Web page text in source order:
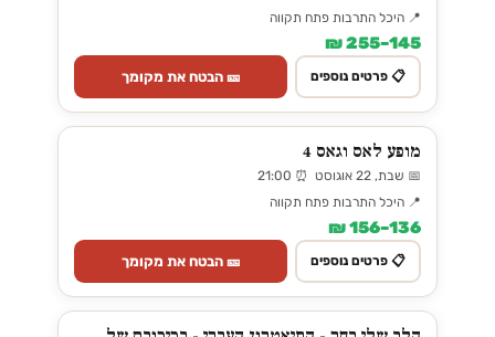
📍 היכל התרבות פתח תקווה
145–255 ₪
📋 פרטים נוספים 🎫 הבטח את מקומך
מופע לאס וגאס 4
📅 שבת, 22 אוגוסט ⏰ 21:00
📍 היכל התרבות פתח תקווה
136–156 ₪
📋 פרטים נוספים 🎫 הבטח את מקומך